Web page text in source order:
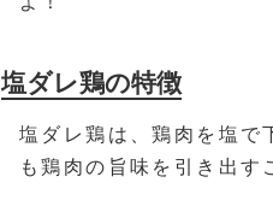
塩ダレ鶏の特徴
塩ダレ鶏は、鶏肉を塩で
も鶏肉の旨味を引き出す